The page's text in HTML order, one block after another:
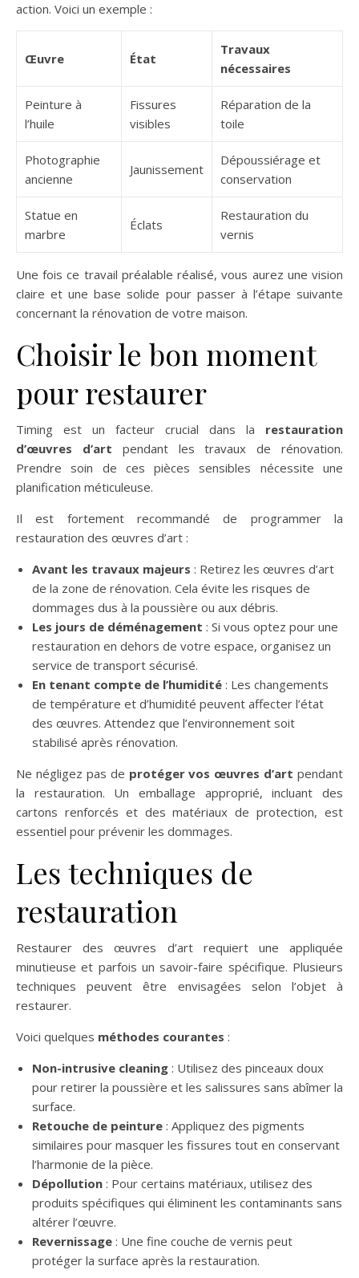
action. Voici un exemple :
Œuvre État
Travaux
nécessaires
Peinture à
l’huile
Fissures
visibles
Réparation de la
toile
Photographie
ancienne
Jaunissement
Dépoussiérage et
conservation
Statue en
marbre
Éclats
Restauration du
vernis
Une fois ce travail préalable réalisé, vous aurez une vision
claire et une base solide pour passer à l’étape suivante
concernant la rénovation de votre maison.
Choisir le bon moment
pour restaurer
Timing est un facteur crucial dans la restauration
d’œuvres d’art pendant les travaux de rénovation.
Prendre soin de ces pièces sensibles nécessite une
planification méticuleuse.
Il est fortement recommandé de programmer la
restauration des œuvres d’art :
Avant les travaux majeurs : Retirez les œuvres d’art
de la zone de rénovation. Cela évite les risques de
dommages dus à la poussière ou aux débris.
Les jours de déménagement : Si vous optez pour une
restauration en dehors de votre espace, organisez un
service de transport sécurisé.
En tenant compte de l’humidité : Les changements
de température et d’humidité peuvent affecter l’état
des œuvres. Attendez que l’environnement soit
stabilisé après rénovation.
Ne négligez pas de protéger vos œuvres d’art pendant
la restauration. Un emballage approprié, incluant des
cartons renforcés et des matériaux de protection, est
essentiel pour prévenir les dommages.
Les techniques de
restauration
Restaurer des œuvres d’art requiert une appliquée
minutieuse et parfois un savoir-faire spécifique. Plusieurs
techniques peuvent être envisagées selon l’objet à
restaurer.
Voici quelques méthodes courantes :
Non-intrusive cleaning : Utilisez des pinceaux doux
pour retirer la poussière et les salissures sans abîmer la
surface.
Retouche de peinture : Appliquez des pigments
similaires pour masquer les fissures tout en conservant
l’harmonie de la pièce.
Dépollution : Pour certains matériaux, utilisez des
produits spécifiques qui éliminent les contaminants sans
altérer l’œuvre.
Revernissage : Une fine couche de vernis peut
protéger la surface après la restauration.